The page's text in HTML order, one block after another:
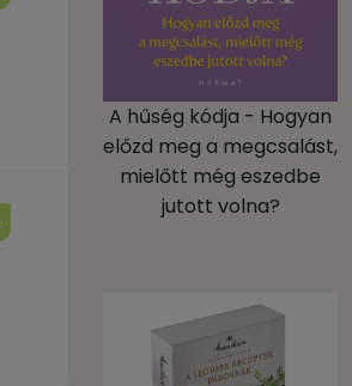
A hűség kódja - Hogyan
előzd meg a megcsalást,
mielőtt még eszedbe
jutott volna?